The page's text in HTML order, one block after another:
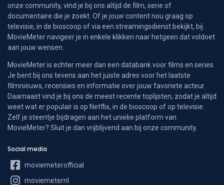
onze community, vind je bij ons altijd de film, serie of
documentaire die je zoekt. Of je jouw content nou graag op
televisie, in de bioscoop of via een streamingsdienst bekijkt, bij
MovieMeter navigeer je in enkele klikken naar hetgeen dat voldoet
aan jouw wensen.
MovieMeter is echter meer dan een databank voor films en series.
Je bent bij ons tevens aan het juiste adres voor het laatste
filmnieuws, recensies en informatie over jouw favoriete acteur.
Daarnaast vind je bij ons de meest recente toplijsten, zodat je altijd
weet wat er populair is op Netflix, in de bioscoop of op televisie.
Zelf je steentje bijdragen aan het unieke platform van
MovieMeter? Sluit je dan vrijblijvend aan bij onze community.
Social media
moviemeterofficial
moviemeternl